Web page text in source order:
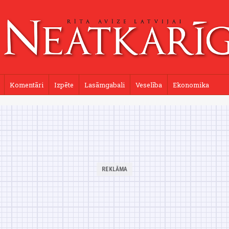
Komentāri Izpēte Lasāmgabali Veselība Ekonomika